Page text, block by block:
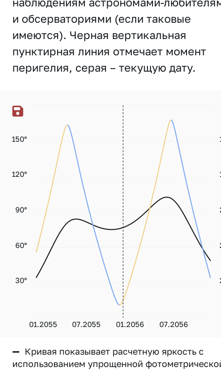
и обсерваториями (если таковые
имеются). Черная вертикальная
пунктирная линия отмечает момент
перигелия, серая – текущую дату.
01.2055 07.2055 01.2056 07.2056
30°
60°
90°
120°
150°
— Кривая показывает расчетную яркость с
использованием упрощенной